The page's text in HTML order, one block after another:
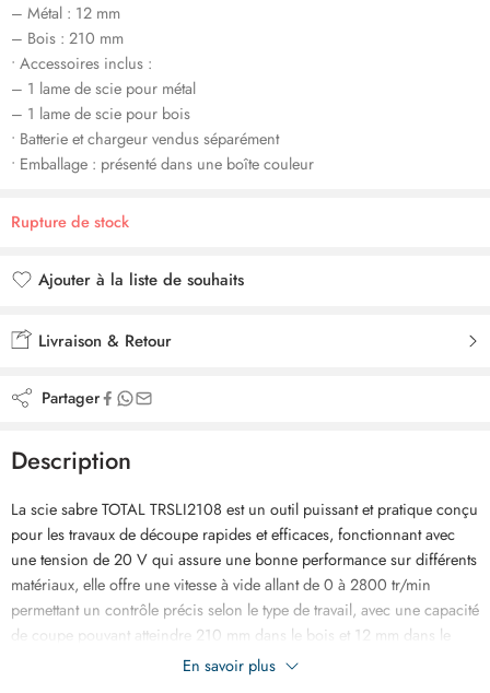
– Métal : 12 mm
– Bois : 210 mm
• Accessoires inclus :
– 1 lame de scie pour métal
– 1 lame de scie pour bois
• Batterie et chargeur vendus séparément
• Emballage : présenté dans une boîte couleur
Rupture de stock
Ajouter à la liste de souhaits
Livraison & Retour
Partager
Description
La scie sabre TOTAL TRSLI2108 est un outil puissant et pratique conçu
pour les travaux de découpe rapides et efficaces, fonctionnant avec
une tension de 20 V qui assure une bonne performance sur différents
matériaux, elle offre une vitesse à vide allant de 0 à 2800 tr/min
permettant un contrôle précis selon le type de travail, avec une capacité
de coupe pouvant atteindre 210 mm dans le bois et 12 mm dans le
métal, ce qui la rend idéale pour les chantiers, le bricolage ou les
En savoir plus